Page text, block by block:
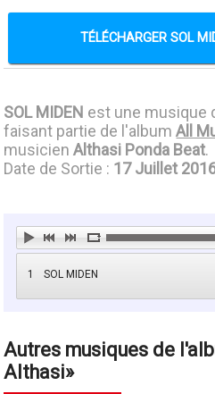
TÉLÉCHARGER SOL
SOL MIDEN est une musique
faisant partie de l'albumAll
musicienAlthasi Ponda Beat.
Date de Sortie : 17 Juillet
1 SOL MIDEN
Autres musiques de
Althasi